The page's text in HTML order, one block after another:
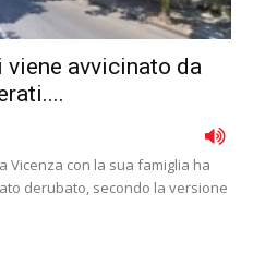
viene avvicinato da
Vicenza con la sua famiglia ha
derubato, secondo la versione